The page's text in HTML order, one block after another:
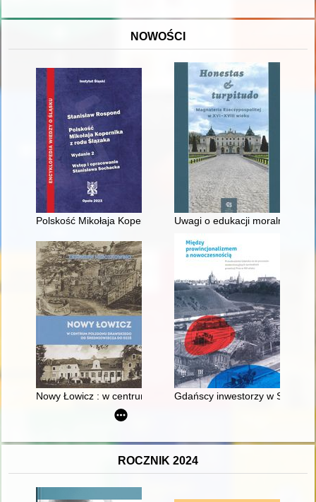
NOWOŚCI
Polskość Mikołaja Kopernika z rodu ŚlązakaUwagi o edukacji moralnej
Nowy Łowicz : w centrum poligonu drawskiego od
Gdańscy inwestorzy w
ROCZNIK 2024